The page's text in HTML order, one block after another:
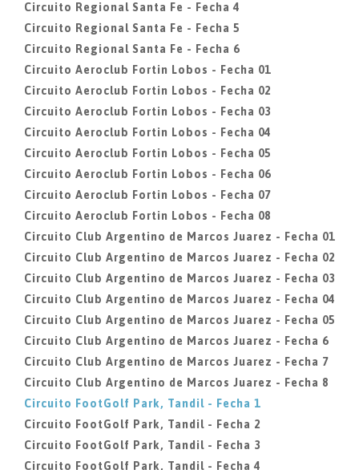
Circuito Regional Santa Fe - Fecha 4
Circuito Regional Santa Fe - Fecha 5
Circuito Regional Santa Fe - Fecha 6
Circuito Aeroclub Fortin Lobos - Fecha 01
Circuito Aeroclub Fortin Lobos - Fecha 02
Circuito Aeroclub Fortin Lobos - Fecha 03
Circuito Aeroclub Fortin Lobos - Fecha 04
Circuito Aeroclub Fortin Lobos - Fecha 05
Circuito Aeroclub Fortin Lobos - Fecha 06
Circuito Aeroclub Fortin Lobos - Fecha 07
Circuito Aeroclub Fortin Lobos - Fecha 08
Circuito Club Argentino de Marcos Juarez - Fecha 01
Circuito Club Argentino de Marcos Juarez - Fecha 02
Circuito Club Argentino de Marcos Juarez - Fecha 03
Circuito Club Argentino de Marcos Juarez - Fecha 04
Circuito Club Argentino de Marcos Juarez - Fecha 05
Circuito Club Argentino de Marcos Juarez - Fecha 6
Circuito Club Argentino de Marcos Juarez - Fecha 7
Circuito Club Argentino de Marcos Juarez - Fecha 8
Circuito FootGolf Park, Tandil - Fecha 1
Circuito FootGolf Park, Tandil - Fecha 2
Circuito FootGolf Park, Tandil - Fecha 3
Circuito FootGolf Park, Tandil - Fecha 4